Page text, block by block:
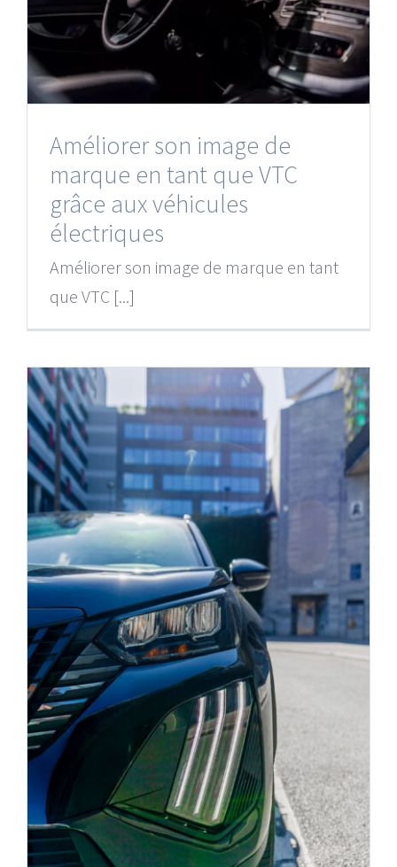
Améliorer son image de
marque en tant que VTC
grâce aux véhicules
électriques
Améliorer son image de marque en tant
que VTC [...]